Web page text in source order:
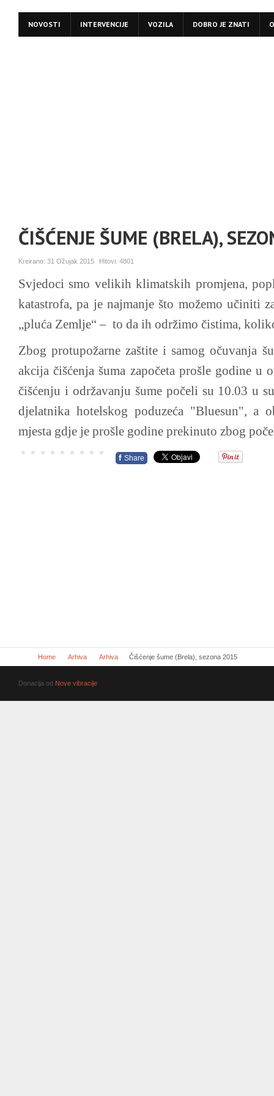
NOVOSTI INTERVENCIJE VOZILA DOBRO JE ZNATI
ČIŠĆENJE ŠUME (BRELA),
Kreirano: 31 Ožujak 2015 Hitovi: 4801
Svjedoci smo velikih klimatskih promjena,
katastrofa, pa je najmanje što možemo učiniti
„pluća Zemlje“ – to da ih održimo čistima,
Zbog protupožarne zaštite i samog očuvanja
akcija čišćenja šuma započeta prošle godine
čišćenju i održavanju šume počeli su 10.03 u
djelatnika hotelskog poduzeća "Bluesun", a
mjesta gdje je prošle godine prekinuto zbog
f Share
Home Arhiva Arhiva Čišćenje šume (Brela), sezona 2015
Donacija od Nove vibracije